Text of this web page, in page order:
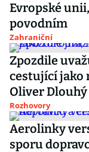
Evropské
povodním
Zahraniční
Zpozdile
cestující jako
Oliver Dlouhý
Rozhovory
Aerolinky
sporu